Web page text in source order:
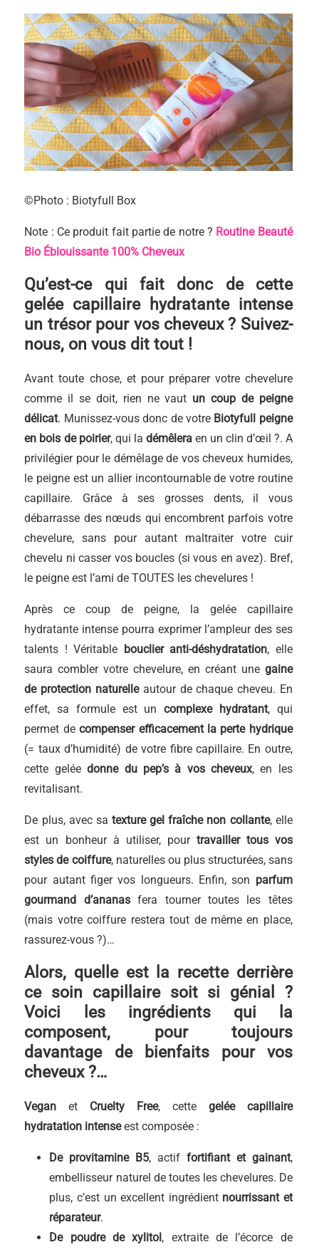
©Photo : Biotyfull Box
Note : Ce produit fait partie de notre ? Routine Beauté
Bio Éblouissante 100% Cheveux
Qu’est-ce qui fait donc de cette
gelée capillaire hydratante intense
un trésor pour vos cheveux ? Suivez-
nous, on vous dit tout !
Avant toute chose, et pour préparer votre chevelure
comme il se doit, rien ne vaut un coup de peigne
délicat. Munissez-vous donc de votre Biotyfull peigne
en bois de poirier, qui la démêleraen un clin d’œil ?. A
privilégier pour le démêlage de vos cheveux humides,
le peigne est un allier incontournable de votre routine
capillaire. Grâce à ses grosses dents, il vous
débarrasse des nœuds qui encombrent parfois votre
chevelure, sans pour autant maltraiter votre cuir
chevelu ni casser vos boucles (si vous en avez). Bref,
le peigne est l’ami de TOUTES les chevelures !
Après ce coup de peigne, la gelée capillaire
hydratante intense pourra exprimer l’ampleur des ses
talents ! Véritable
bouclier anti-déshydratation, elle
saura combler votre chevelure, en créant une gaine
de protection naturelleautour de chaque cheveu. En
effet, sa formule est uncomplexe hydratant, qui
permet decompenser efficacement la perte hydrique
(= taux d’humidité) de votre fibre capillaire. En outre,
cette geléedonne du pep’s à vos cheveux, en les
revitalisant.
De plus, avec satexture gel fraîche non collante, elle
est un bonheur à utiliser, pour travailler tous vos
styles de coiffure, naturelles ou plus structurées, sans
pour autant figer vos longueurs. Enfin, son parfum
gourmand d’ananasfera tourner toutes les têtes
(mais votre coiffure restera tout de même en place,
rassurez-vous ?)…
Alors, quelle est la recette derrière
ce soin capillaire soit si génial ?
Voici les ingrédients qui la
composent, pour toujours
davantage de bienfaits pour vos
cheveux ?…
Vegan et Cruelty Free, cette gelée capillaire
hydratation intenseest composée :
De provitamine B5, actiffortifiant et gainant,
embellisseur naturel de toutes les chevelures. De
plus, c’est un excellent ingrédient nourrissant et
réparateur.
De poudre de xylitol , extraite de l’écorce de